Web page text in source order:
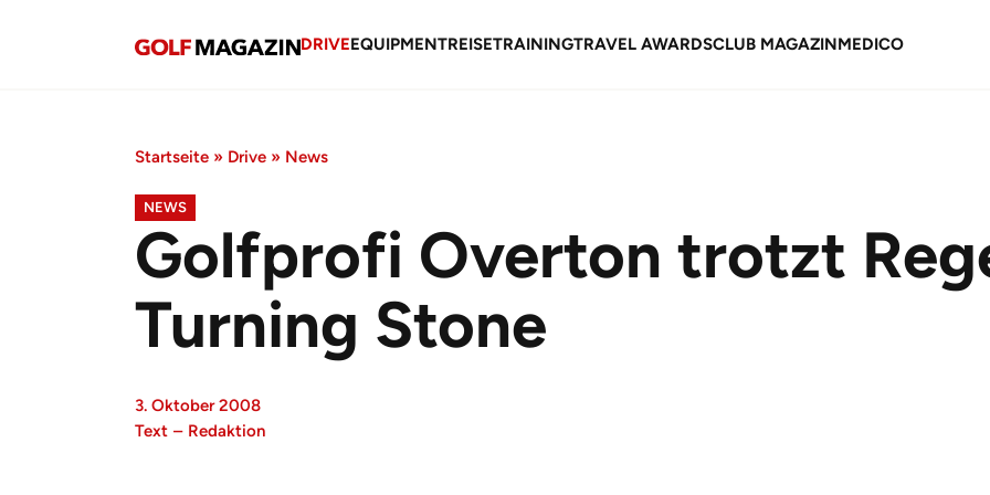
DRIVEEQUIPMENTREISETRAININGTRAVEL AWARDSCLUB MAGAZINMEDICO
Startseite » Drive » News
NEWS
Golfprofi Overton trotzt
Turning Stone
3. Oktober 2008
Text – Redaktion